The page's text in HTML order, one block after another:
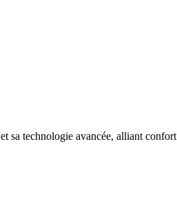
sa technologie avancée, alliant